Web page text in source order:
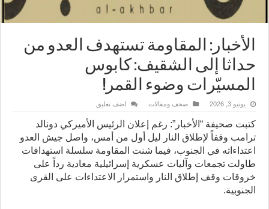
الأخبار: المقاومة تستهدف العدو من
حداثا إلى الشقيف: كابوس
المسيّرات وضوء القمر!
يونيو 3, 2026 صحف ومقالات اضف تعليق
كتبت صحيفة “الأخبار”: رغم إعلان الرئيس الأميركي دونالد
ترامب وقفاً لإطلاق النار ليل أول من أمس، واصل جيش العدو
اعتداءاته في الجنوب، فيما شنت المقاومة سلسلة استهدافات
طاولت تجمعات وآليات عسكرية إسرائيلية معادية رداً على
خروقات وقف إطلاق النار واستمرار الاعتداءات على القرى
الجنوبية.